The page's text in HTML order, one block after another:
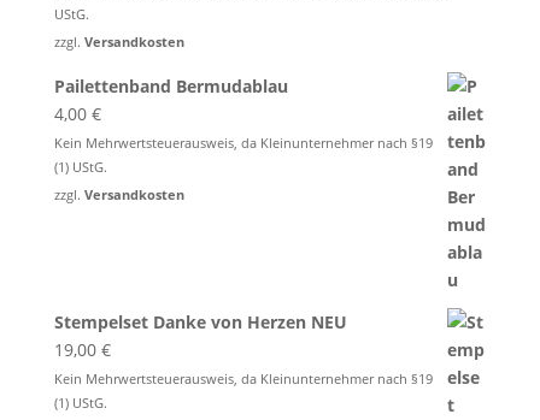
UStG.
zzgl. Versandkosten
Pailettenband Bermudablau
4,00 €
Kein Mehrwertsteuerausweis, da Kleinunternehmer nach §19
(1) UStG.
zzgl. Versandkosten
Stempelset Danke von Herzen NEU
19,00 €
Kein Mehrwertsteuerausweis, da Kleinunternehmer nach §19
(1) UStG.